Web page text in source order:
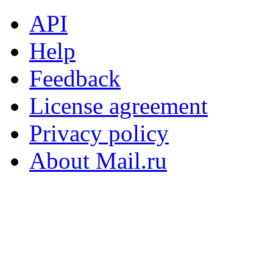
API
Help
Feedback
License agreement
Privacy policy
About Mail.ru